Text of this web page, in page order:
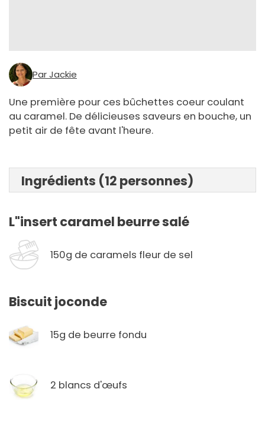
Par Jackie
Une première pour ces bûchettes coeur coulant
au caramel. De délicieuses saveurs en bouche, un
petit air de fête avant l'heure.
Ingrédients (12 personnes)
L"insert caramel beurre salé
150g de caramels fleur de sel
Biscuit joconde
15g de beurre fondu
2 blancs d'œufs